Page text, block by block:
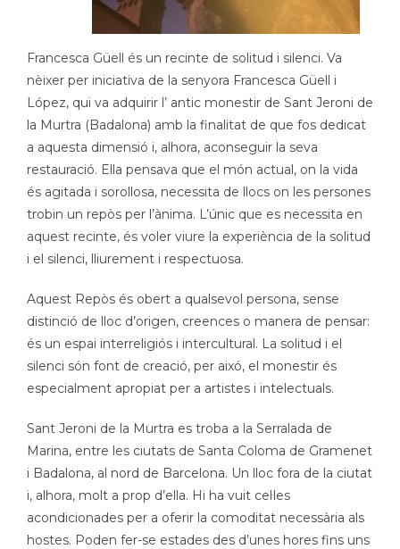
Francesca Güell és un recinte de solitud i silenci. Va
nèixer per iniciativa de la senyora Francesca Güell i
López, qui va adquirir l’ antic monestir de Sant Jeroni de
la Murtra (Badalona) amb la finalitat de que fos dedicat
a aquesta dimensió i, alhora, aconseguir la seva
restauració. Ella pensava que el món actual, on la vida
és agitada i sorollosa, necessita de llocs on les persones
trobin un repòs per l’ànima. L’únic que es necessita en
aquest recinte, és voler viure la experiència de la solitud
i el silenci, lliurement i respectuosa.
Aquest Repòs és obert a qualsevol persona, sense
distinció de lloc d’origen, creences o manera de pensar:
és un espai interreligiós i intercultural. La solitud i el
silenci són font de creació, per aixó, el monestir és
especialment apropiat per a artistes i intelectuals.
Sant Jeroni de la Murtra es troba a la Serralada de
Marina, entre les ciutats de Santa Coloma de Gramenet
i Badalona, al nord de Barcelona. Un lloc fora de la ciutat
i, alhora, molt a prop d’ella. Hi ha vuit cel·les
acondicionades per a oferir la comoditat necessària als
hostes. Poden fer-se estades des d’unes hores fins uns